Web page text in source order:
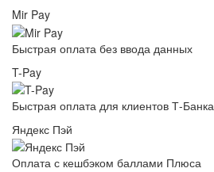
Mir Pay
Быстрая оплата без ввода данных
T-Pay
Быстрая оплата для клиентов Т-Банка
Яндекс Пэй
Оплата с кешбэком баллами Плюса